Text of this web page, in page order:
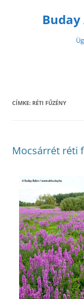
CÍMKE: RÉTI FŰZÉNY
Mocsárrét réti